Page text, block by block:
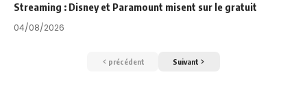
Streaming : Disney et Paramount misent sur le gratuit
04/08/2026
précédent Suivant